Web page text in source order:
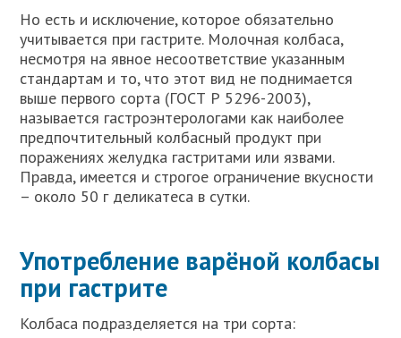
Но есть и исключение, которое обязательно
учитывается при гастрите. Молочная колбаса,
несмотря на явное несоответствие указанным
стандартам и то, что этот вид не поднимается
выше первого сорта (ГОСТ Р 5296-2003),
называется гастроэнтерологами как наиболее
предпочтительный колбасный продукт при
поражениях желудка гастритами или язвами.
Правда, имеется и строгое ограничение вкусности
– около 50 г деликатеса в сутки.
Употребление варёной колбасы
при гастрите
Колбаса подразделяется на три сорта: